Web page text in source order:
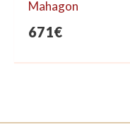
Mahagon
671€